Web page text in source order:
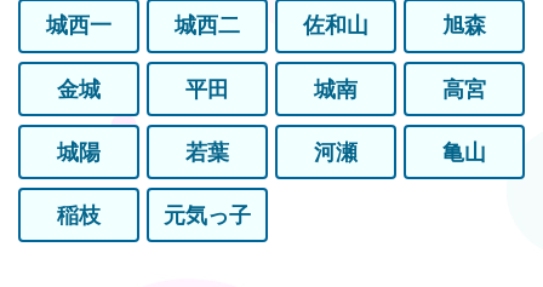
城西一 城西二 佐和山 旭森
金城 平田 城南 高宮
城陽 若葉 河瀬 亀山
稲枝 元気っ子